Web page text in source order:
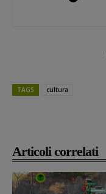
Articoli correlati
TAGS cultura